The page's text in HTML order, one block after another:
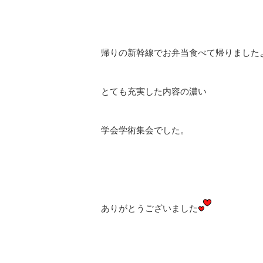
帰りの新幹線でお弁当食べて帰りました
とても充実した内容の濃い
学会学術集会でした。
ありがとうございました